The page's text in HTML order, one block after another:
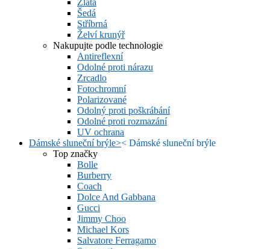
Zlatá
Šedá
Stříbrná
Želví krunýř
Nakupujte podle technologie
Antireflexní
Odolné proti nárazu
Zrcadlo
Fotochromní
Polarizované
Odolný proti poškrábání
Odolné proti rozmazání
UV ochrana
Dámské sluneční brýle>< Dámské sluneční brýle
Top značky
Bolle
Burberry
Coach
Dolce And Gabbana
Gucci
Jimmy Choo
Michael Kors
Salvatore Ferragamo